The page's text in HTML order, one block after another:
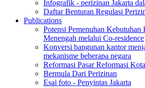
Infografik - perizinan Jakarta
Daftar Benturan Regulasi
Publications
Potensi Pemenuhan Kebutuhan
Menengah melalui Co-residence
Konversi bangunan kantor
mekanisme beberapa negara
Reformasi Pasar Reformasi Kota
Bermula Dari Perizinan
Esai foto - Penyintas Jakarta